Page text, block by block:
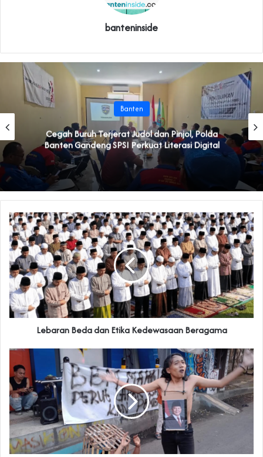
banteninside
Banten
Cegah Buruh Terjerat Judol dan Pinjol, Polda
Banten Gandeng SPSI Perkuat Literasi Digital
Lebaran Beda dan Etika Kedewasaan Beragama